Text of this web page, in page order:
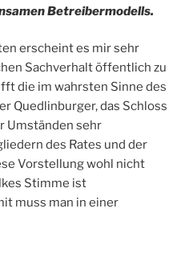
Betreibermodells.
erscheint es mir sehr
Sachverhalt öffentlich zu
die im wahrsten Sinne des
Quedlinburger, das Schloss
Umständen sehr
des Rates und der
Vorstellung wohl nicht
Stimme ist
muss man in einer